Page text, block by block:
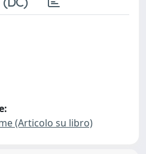
(Articolo su libro)